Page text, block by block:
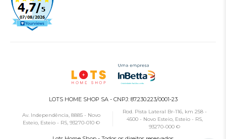
LOTS HOME SHOP SA - CNPJ: 87.230.223/0001-23
Av. Independência, 8885 - Novo
Esteio, Esteio - RS, 93270-010 ©
Rod. Pista Lateral Br-116, km 258 -
4500 - Novo Esteio, Esteio - RS,
93270-000 ©